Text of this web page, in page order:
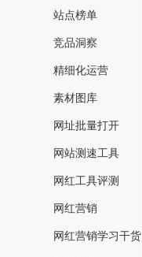
站点榜单
竞品洞察
精细化运营
素材图库
网址批量打开
网站测速工具
网红工具评测
网红营销
网红营销学习干货